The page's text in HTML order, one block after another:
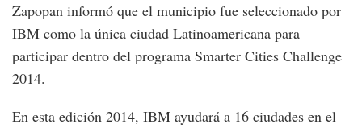
Zapopan informó que el municipio fue seleccionado por
IBM como la única ciudad Latinoamericana para
participar dentro del programa Smarter Cities Challenge
2014.
En esta edición 2014, IBM ayudará a 16 ciudades en el